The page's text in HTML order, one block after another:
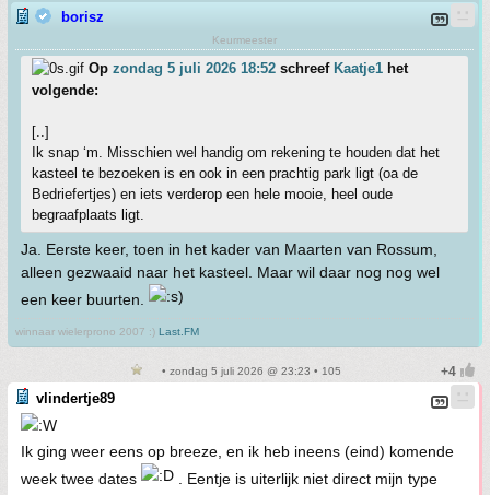
borisz
Keurmeester
Op zondag 5 juli 2026 18:52 schreef Kaatje1 het
volgende:
[..]
Ik snap ‘m. Misschien wel handig om rekening te houden dat het
kasteel te bezoeken is en ook in een prachtig park ligt (oa de
Bedriefertjes) en iets verderop een hele mooie, heel oude
begraafplaats ligt.
Ja. Eerste keer, toen in het kader van Maarten van Rossum,
alleen gezwaaid naar het kasteel. Maar wil daar nog nog wel
een keer buurten.
winnaar wielerprono 2007 :) Last.FM
• zondag 5 juli 2026 @ 23:23 • 105
vlindertje89
Ik ging weer eens op breeze, en ik heb ineens (eind) komende
week twee dates
. Eentje is uiterlijk niet direct mijn type